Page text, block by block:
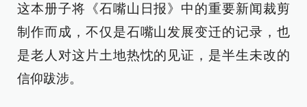
这本册子将《石嘴山日报》中的重要新闻裁剪
制作而成，不仅是石嘴山发展变迁的记录，也
是老人对这片土地热忱的见证，是半生未改的
信仰跋涉。